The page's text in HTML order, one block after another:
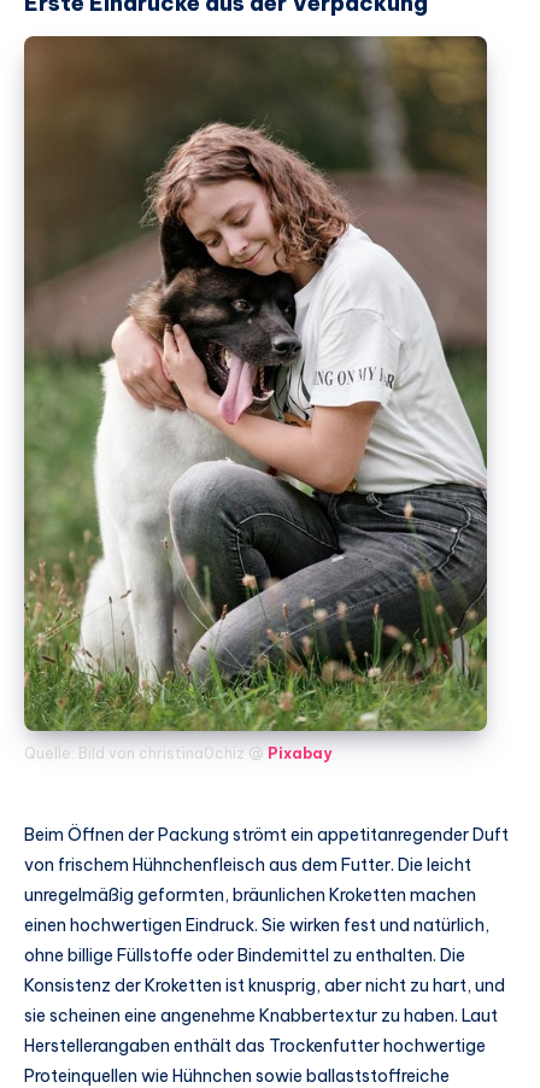
Quelle: Bild von christina0chiz @ Pixabay
Beim Öffnen der Packung strömt ein appetitanregender Duft
von frischem Hühnchenfleisch aus dem Futter. Die leicht
unregelmäßig geformten, bräunlichen Kroketten machen
einen hochwertigen Eindruck. Sie wirken fest und natürlich,
ohne billige Füllstoffe oder Bindemittel zu enthalten. Die
Konsistenz der Kroketten ist knusprig, aber nicht zu hart, und
sie scheinen eine angenehme Knabbertextur zu haben. Laut
Herstellerangaben enthält das Trockenfutter hochwertige
Proteinquellen wie Hühnchen sowie ballaststoffreiche